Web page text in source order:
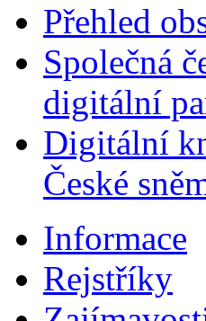
Přehled
Společná
digitální
Digitální
České
Informace
Rejstříky